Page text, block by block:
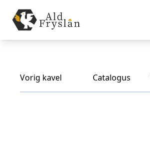
Vorig kavel Catalogus